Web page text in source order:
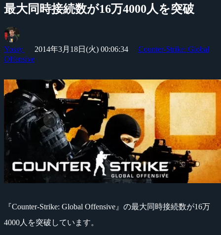
最大同時接続数が16万4000人を突破
Yossy 2014年3月18日(火) 00:06:34
Counter-Strike: Global
Offensive
『Counter-Strike: Global Offensive』の最大同時接続数が16万
4000人を突破しています。